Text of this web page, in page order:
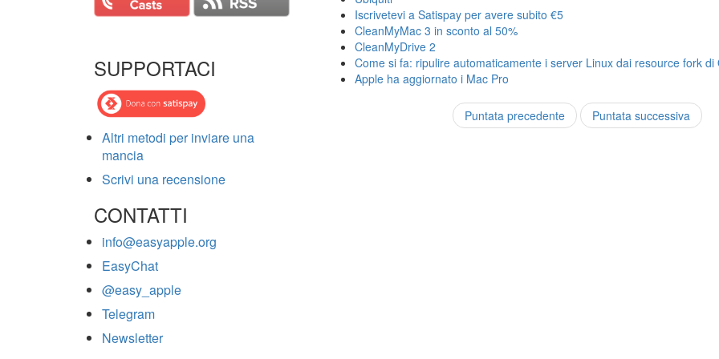
SUPPORTACI
Altri metodi per inviare una
mancia
Scrivi una recensione
CONTATTI
info@easyapple.org
EasyChat
@easy_apple
Telegram
Newsletter
Iscrivetevi a Satispay per avere subito €5
CleanMyMac 3 in sconto al 50%
CleanMyDrive 2
Come si fa: ripulire automaticamente i server Linux dai resource fork di
Apple ha aggiornato i Mac Pro
Puntata precedente Puntata successiva